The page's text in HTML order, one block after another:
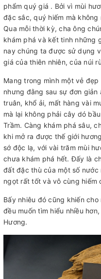
phẩm quý giá . Bởi vì mùi
đặc sắc, quý hiếm mà
Qua mỗi thời kỳ, cha ông
khám phá và kết tinh những
nay chúng ta được sử dụng
giá của thiên nhiên, của núi
Mang trong mình một vẻ
nhưng đằng sau sự đơn giản
truân, khổ ải, mất hàng vài
mà lại không phải cây dó
Trầm. Càng khám phá sâu,
khi mở ra được thế giới
sớ độc lạ, với vài trăm mùi
chưa khám phá hết. Đấy là
đất đặc thù của một số nước
ngọt rất tốt và vô cùng hiếm
Bấy nhiêu đó cũng khiến
đều muốn tìm hiểu nhiều
Hương.